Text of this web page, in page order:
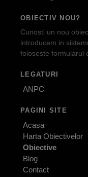
OBIECTIV NOU?
Cunosti un nou
introducem in
foloseste formularul
LEGATURI
ANPC
PAGINI SITE
Acasa
Harta Obiectivelor
Obiective
Blog
Contact